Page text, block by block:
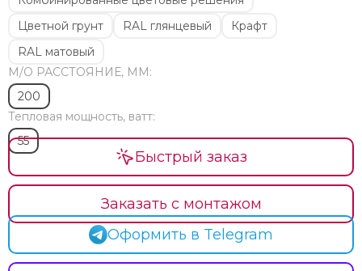
Цветной грунт
RAL глянцевый
Крафт
RAL матовый
М/O РАССТОЯНИЕ, ММ:
200
Тепловая мощность, ватт:
55
Быстрый заказ
Заказать с монтажом
Оформить в Telegram